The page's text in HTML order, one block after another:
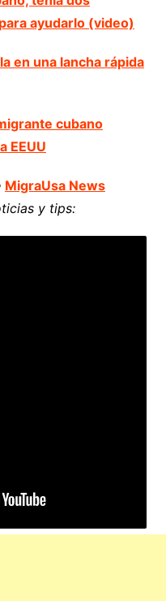
ayudarlo (video)
en una lancha rápida
cubano
EEUU
MigraUsa News
y tips: